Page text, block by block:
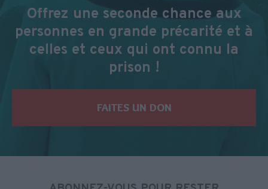
Offrez une seconde chance aux
personnes en grande précarité et à
celles et ceux qui ont connu la
prison !
FAITES UN DON